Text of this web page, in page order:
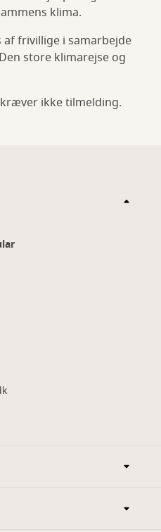
klima.
af frivillige i samarbejde
store klimarejse og
ikke tilmelding.